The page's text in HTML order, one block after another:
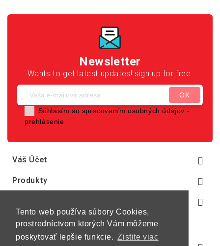
Tento web používa súbory Cookies,
prostredníctvom ktorých Vám môžeme
poskytovať lepšie funkcie. Zistite viac
Newsletter
Wants to get latest updates! sign up for free.
Súhlasím so spracovaním osobných údajov -
prehlásenie
Váš Účet 
Produkty 
